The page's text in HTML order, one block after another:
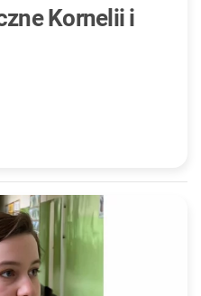
Kornelii i